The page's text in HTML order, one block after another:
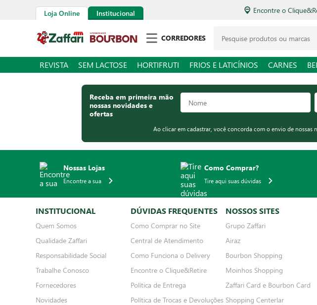
Loja Online Institucional Encontre o
CORREDORES
REVISTA SEM LACTOSE HORTIFRUTI FRIOS E LATICÍNIOS CARNES
Receba em primeira mão
nossas novidades e
ofertas
Ao clicar em cadastrar, você concorda com o envio de nossas
Nossas Lojas
Encontre a sua
Como Comprar?
Tire aqui suas dúvidas
INSTITUCIONAL
Quem Somos
Qualidade Zaffari
Responsabilidade Social
Trabalhe Conosco
Fornecedores
Novidades
DÚVIDAS FREQUENTES
Como Comprar no Site
Central de Atendimento
Como Funciona o Delivery
Encontre o Clique&Retire
Política de Entrega
Política de Trocas e Devoluções
NOSSOS SITES
Grupo Zaffari
Airaz
Bourbon Shopping
Moinhos Shopping
Zaffari Card e Bourbon Card
Shopping Centerlar